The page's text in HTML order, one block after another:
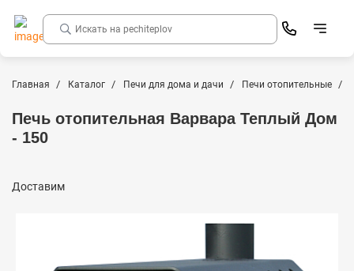
Главная Каталог Печи для дома и дачи Печи отопительные
Печь отопительная Варвара Теплый Дом
- 150
Доставим